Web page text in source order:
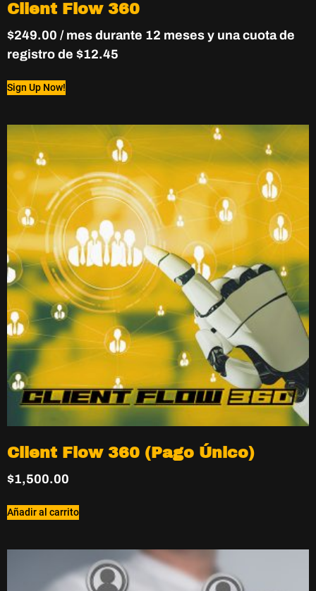
Client Flow 360
$249.00 / mes durante 12 meses y una cuota de
registro de $12.45
Sign Up Now!
Client Flow 360 (Pago Único)
$1,500.00
Añadir al carrito